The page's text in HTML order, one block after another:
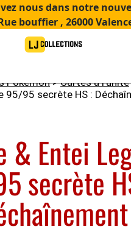
nous dans notre
bouffier , 26000
Pokémon>Cartes à l'unité
95/95 secrète HS :
& Entei
secrète